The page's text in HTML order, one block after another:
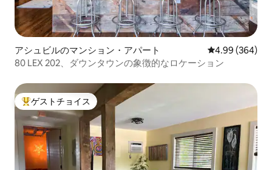
アシュビルのマンション・アパート レビュー364
4.99 (364)
80 LEX 202、ダウンタウンの象徴的なロケーション
大好評のゲストチョイスです。
ゲストチョイス